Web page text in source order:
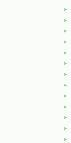
►
►
►
►
►
►
►
►
►
►
►
►
►